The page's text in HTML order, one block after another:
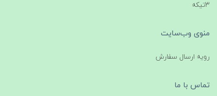
3تیکه
منوی وب‌سایت
رویه ارسال سفارش
تماس با ما